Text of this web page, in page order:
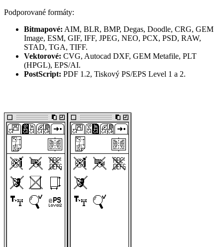
Podporované formáty:
Bitmapové: AIM, BLR, BMP, Degas, Doodle, CRG, GEM
Image, ESM, GIF, IFF, JPEG, NEO, PCX, PSD, RAW,
STAD, TGA, TIFF.
Vektorové: CVG, Autocad DXF, GEM Metafile, PLT
(HPGL), EPS/AI.
PostScript: PDF 1.2, Tiskový PS/EPS Level 1 a 2.